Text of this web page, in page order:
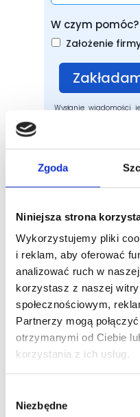
Zgoda
Niniejsza strona
Wykorzystujemy pliki
i reklam, aby oferować
analizować ruch w
korzystasz z naszej
społecznościowym,
Partnerzy mogą
otrzymanymi od Ciebie
korzystania z ich usług.
zgody
Niezbędne
Masz pytania
która
gdzie
prowadzić
Wysłanie wiadomości
elektroniczną w
promocyjnej,
marketingowych
telefonu oraz
Klaudyny Potockiej
osobowych w celach
przedstawienia
jest niezbędne.Więcej
W czym pomóc?
Założenie